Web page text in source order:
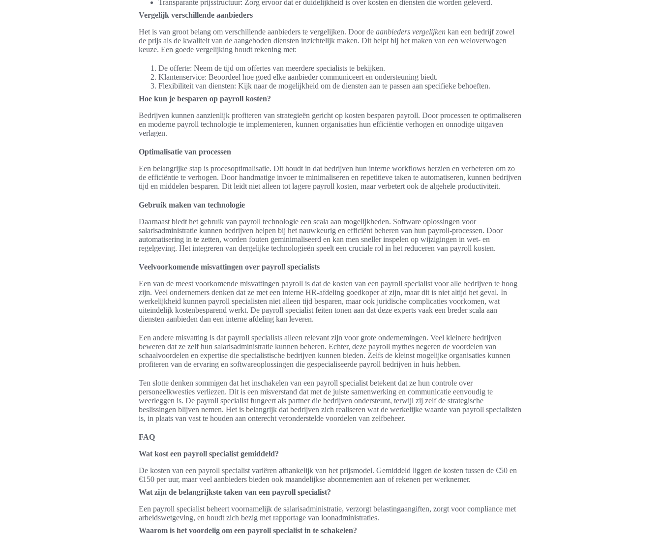
Transparante prijsstructuur: Zorg ervoor dat er duidelijkheid is over kosten en diensten die worden geleverd.
Vergelijk verschillende aanbieders
Het is van groot belang om verschillende aanbieders te vergelijken. Door de aanbieders vergelijken kan een bedrijf zowel
de prijs als de kwaliteit van de aangeboden diensten inzichtelijk maken. Dit helpt bij het maken van een weloverwogen
keuze. Een goede vergelijking houdt rekening met:
De offerte: Neem de tijd om offertes van meerdere specialists te bekijken.
Klantenservice: Beoordeel hoe goed elke aanbieder communiceert en ondersteuning biedt.
Flexibiliteit van diensten: Kijk naar de mogelijkheid om de diensten aan te passen aan specifieke behoeften.
Hoe kun je besparen op payroll kosten?
Bedrijven kunnen aanzienlijk profiteren van strategieën gericht op kosten besparen payroll. Door processen te optimaliseren
en moderne payroll technologie te implementeren, kunnen organisaties hun efficiëntie verhogen en onnodige uitgaven
verlagen.
Optimalisatie van processen
Een belangrijke stap is procesoptimalisatie. Dit houdt in dat bedrijven hun interne workflows herzien en verbeteren om zo
de efficiëntie te verhogen. Door handmatige invoer te minimaliseren en repetitieve taken te automatiseren, kunnen bedrijven
tijd en middelen besparen. Dit leidt niet alleen tot lagere payroll kosten, maar verbetert ook de algehele productiviteit.
Gebruik maken van technologie
Daarnaast biedt het gebruik van payroll technologie een scala aan mogelijkheden. Software oplossingen voor
salarisadministratie kunnen bedrijven helpen bij het nauwkeurig en efficiënt beheren van hun payroll-processen. Door
automatisering in te zetten, worden fouten geminimaliseerd en kan men sneller inspelen op wijzigingen in wet- en
regelgeving. Het integreren van dergelijke technologieën speelt een cruciale rol in het reduceren van payroll kosten.
Veelvoorkomende misvattingen over payroll specialists
Een van de meest voorkomende misvattingen payroll is dat de kosten van een payroll specialist voor alle bedrijven te hoog
zijn. Veel ondernemers denken dat ze met een interne HR-afdeling goedkoper af zijn, maar dit is niet altijd het geval. In
werkelijkheid kunnen payroll specialisten niet alleen tijd besparen, maar ook juridische complicaties voorkomen, wat
uiteindelijk kostenbesparend werkt. De payroll specialist feiten tonen aan dat deze experts vaak een breder scala aan
diensten aanbieden dan een interne afdeling kan leveren.
Een andere misvatting is dat payroll specialists alleen relevant zijn voor grote ondernemingen. Veel kleinere bedrijven
beweren dat ze zelf hun salarisadministratie kunnen beheren. Echter, deze payroll mythes negeren de voordelen van
schaalvoordelen en expertise die specialistische bedrijven kunnen bieden. Zelfs de kleinst mogelijke organisaties kunnen
profiteren van de ervaring en softwareoplossingen die gespecialiseerde payroll bedrijven in huis hebben.
Ten slotte denken sommigen dat het inschakelen van een payroll specialist betekent dat ze hun controle over
personeelkwesties verliezen. Dit is een misverstand dat met de juiste samenwerking en communicatie eenvoudig te
weerleggen is. De payroll specialist fungeert als partner die bedrijven ondersteunt, terwijl zij zelf de strategische
beslissingen blijven nemen. Het is belangrijk dat bedrijven zich realiseren wat de werkelijke waarde van payroll specialisten
is, in plaats van vast te houden aan onterecht veronderstelde voordelen van zelfbeheer.
FAQ
Wat kost een payroll specialist gemiddeld?
De kosten van een payroll specialist variëren afhankelijk van het prijsmodel. Gemiddeld liggen de kosten tussen de €50 en
€150 per uur, maar veel aanbieders bieden ook maandelijkse abonnementen aan of rekenen per werknemer.
Wat zijn de belangrijkste taken van een payroll specialist?
Een payroll specialist beheert voornamelijk de salarisadministratie, verzorgt belastingaangiften, zorgt voor compliance met
arbeidswetgeving, en houdt zich bezig met rapportage van loonadministraties.
Waarom is het voordelig om een payroll specialist in te schakelen?